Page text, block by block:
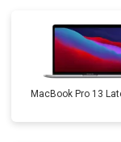
MacBook Pro 13